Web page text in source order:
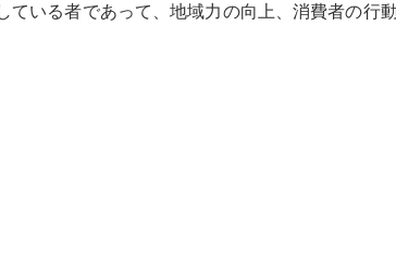
ている者であって、地域力の向上、消費者の